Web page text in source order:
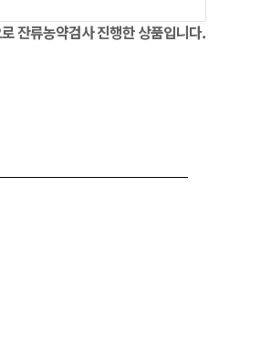
잔류농약검사 진행한 상품입니다.